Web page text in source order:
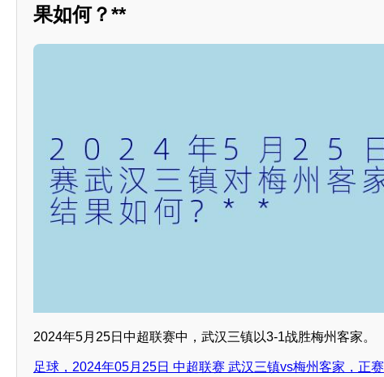
果如何？**
2024年5月25日中超联赛中，武汉三镇以3-1战胜梅州客家。
足球，2024年05月25日 中超联赛 武汉三镇vs梅州客家，正赛